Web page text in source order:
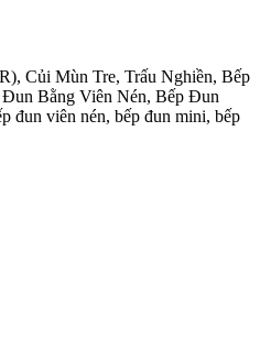
Củi Mùn Tre, Trấu Nghiền, Bếp
Bằng Viên Nén, Bếp Đun
đun viên nén, bếp đun mini, bếp